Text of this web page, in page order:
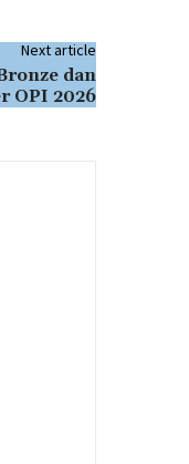
Next article
dan
OPI 2026